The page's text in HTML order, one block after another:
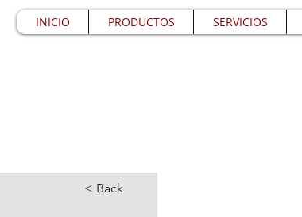
INICIO PRODUCTOS SERVICIOS
< Back